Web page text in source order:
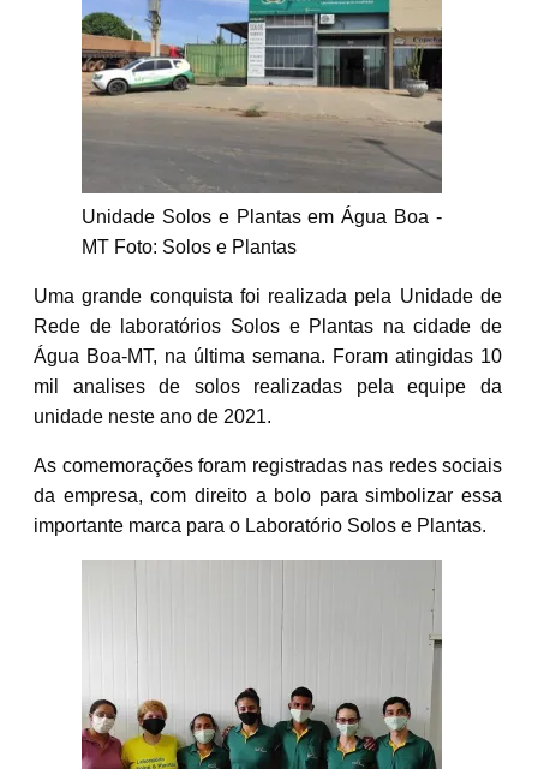
Unidade Solos e Plantas em Água Boa -
MT Foto: Solos e Plantas
Uma grande conquista foi realizada pela Unidade de
Rede de laboratórios Solos e Plantas na cidade de
Água Boa-MT, na última semana. Foram atingidas 10
mil analises de solos realizadas pela equipe da
unidade neste ano de 2021.
As comemorações foram registradas nas redes sociais
da empresa, com direito a bolo para simbolizar essa
importante marca para o Laboratório Solos e Plantas.